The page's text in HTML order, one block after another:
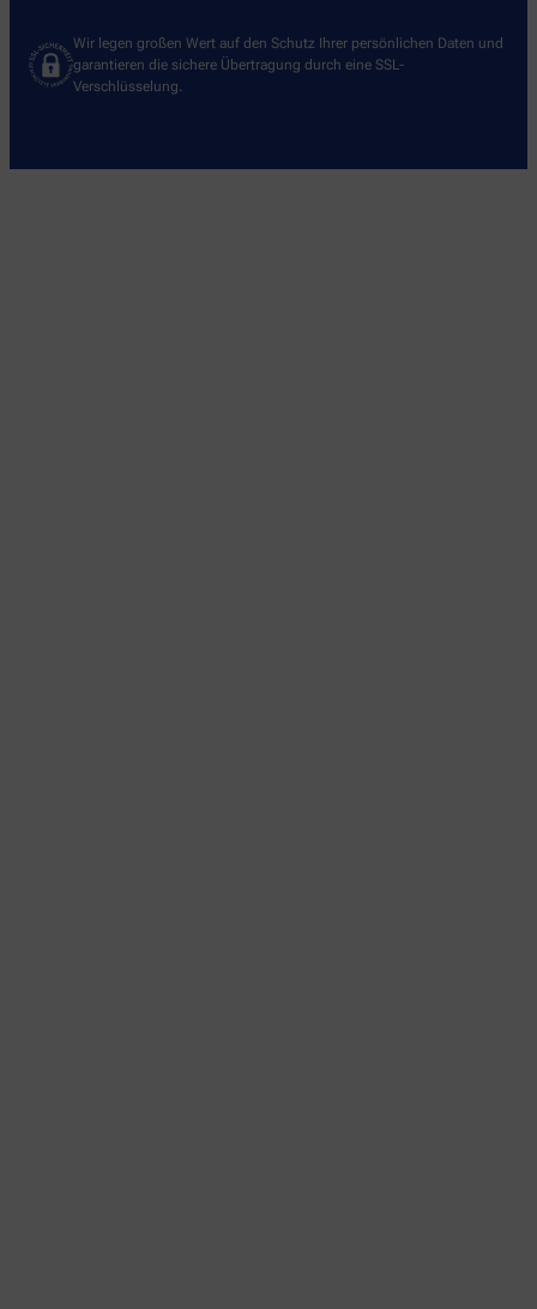
Wir legen großen Wert auf den Schutz Ihrer persönlichen Daten und
garantieren die sichere Übertragung durch eine SSL-
Verschlüsselung.